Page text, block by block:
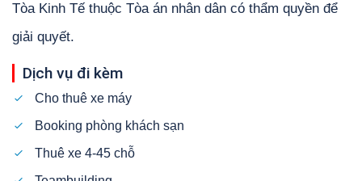
Tòa Kinh Tế thuộc Tòa án nhân dân có thẩm quyền để
giải quyết.
Dịch vụ đi kèm
Cho thuê xe máy
Booking phòng khách sạn
Thuê xe 4-45 chỗ